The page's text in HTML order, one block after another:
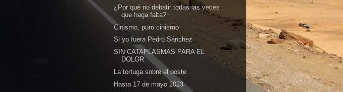
¿Por qué no debatir todas las veces
que haga falta?
Cinismo, puro cinismo
Si yo fuera Pedro Sánchez
SIN CATAPLASMAS PARA EL
DOLOR
La tortuga sobre el poste
Hasta 17 de mayo 2023